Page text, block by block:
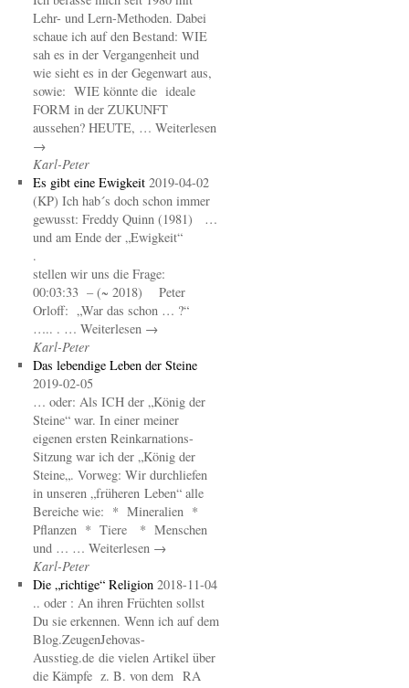
Lehr- und Lern-Methoden. Dabei
schaue ich auf den Bestand: WIE
sah es in der Vergangenheit und
wie sieht es in der Gegenwart aus,
sowie: WIE könnte die ideale
FORM in der ZUKUNFT
aussehen? HEUTE, … Weiterlesen
→
Karl-Peter
Es gibt eine Ewigkeit 2019-04-02
(KP) Ich hab´s doch schon immer
gewusst: Freddy Quinn (1981) …
und am Ende der „Ewigkeit“
.
stellen wir uns die Frage:
00:03:33 – (~ 2018) Peter
Orloff: „War das schon … ?“
….. . … Weiterlesen →
Karl-Peter
Das lebendige Leben der Steine
2019-02-05
… oder: Als ICH der „König der
Steine“ war. In einer meiner
eigenen ersten Reinkarnations-
Sitzung war ich der „König der
Steine„. Vorweg: Wir durchliefen
in unseren „früheren Leben“ alle
Bereiche wie: * Mineralien *
Pflanzen * Tiere * Menschen
und … … Weiterlesen →
Karl-Peter
Die „richtige“ Religion 2018-11-04
.. oder : An ihren Früchten sollst
Du sie erkennen. Wenn ich auf dem
Blog.ZeugenJehovas-
Ausstieg.de die vielen Artikel über
die Kämpfe z. B. von dem RA